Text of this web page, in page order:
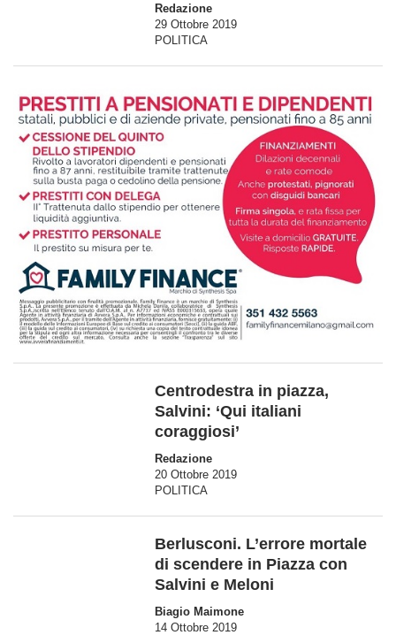
Redazione
29 Ottobre 2019
POLITICA
Centrodestra in piazza,
Salvini: ‘Qui italiani
coraggiosi’
Redazione
20 Ottobre 2019
POLITICA
Berlusconi. L’errore mortale
di scendere in Piazza con
Salvini e Meloni
Biagio Maimone
14 Ottobre 2019